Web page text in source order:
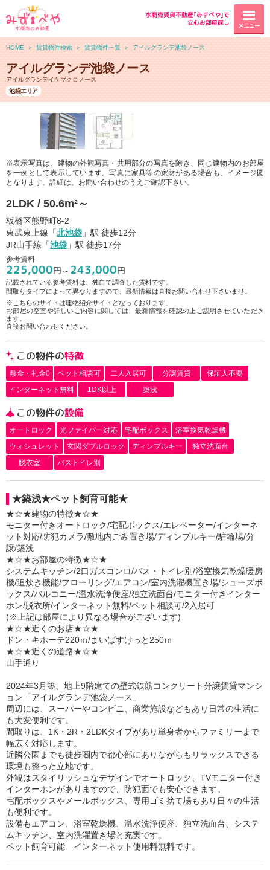
水商売賃貸不動産｢みずべや｣で
安心お部屋探し
メニュー
HOME ＞ 賃貸物件検索 ＞ 賃貸物件一覧 ＞ アイルグランデ池袋ノース
アイルグランデ池袋ノース
アイルグランデイケブクロノース
池袋エリア
※表示写真は、建物の外観写真・共用部分の写真を除き、同じ建物内のお部屋
を一例として表示しています。写真に家具等の家財がある場合も、イメージ図
となります。詳細は、お問い合わせのうえご確認下さい。
2LDK / 50.6m²～
板橋区熊野町8-2
東武東上線「北池袋 」駅 徒歩12分
JR山手線「池袋 」駅 徒歩17分
参考賃料
225,000円～ 243,000円
記載されている参考賃料は、独自で調査した賃料です。
間取りタイプによって異なりますので、最新情報は直接お問い合わせ下さいませ。
※こちらのサイトは建物紹介サイトとなっております。
お部屋の空室や詳しいご内容に関しては、最新情報を確認の上ご説明させていただき
ます。
直接お問い合わせください。
この物件の特徴
敷金・礼金0 ペット相談可 二人入居可 分譲賃貸
保証人不要
インターネット無料
1DK以上 築浅
この物件の設備
オートロック 光ファイバー対応 宅配ボックス
浴室換気乾燥機
ウォシュレット
玄関ダブルロック ディンプルキー
独立洗面台
脱衣室
バストイレ別
★築浅★ペット飼育可能★
★☆★建物の特徴★☆★
モニター付きオートロック/宅配ボックス/エレベーター/インターネ
ット対応/防犯カメラ/敷地内ごみ置き場/ディンプルキー/駐輪場/分
譲/築浅
★☆★お部屋の特徴★☆★
システムキッチン/2口ガスコンロ/バス・トイレ別/浴室換気乾燥暖房
機/追炊き機能/フローリング/エアコン/室内洗濯機置き場/シューズボ
ックス/バルコニー/温水洗浄便座/独立洗面台/モニター付きインター
ホン/脱衣所/インターネット無料/ペット相談可/2入居可
(※上記は部屋により異なる場合がございます)
★☆★近くのお店★☆★
ドン・キホーテ220ｍ/まいばすけっと250ｍ
★☆★近くの道路★☆★
山手通り
2024年3月築、地上9階建ての壁式鉄筋コンクリート分譲賃貸マンシ
ョン「アイルグランデ池袋ノース」
周辺には、スーパーやコンビニ、商業施設などもあり日常の生活に
も大変便利です。
間取りは、1K・2R・2LDKタイプがあり単身者からファミリーまで
幅広く対応します。
近隣公園までも徒歩圏内で都心部にありながらもリラックスできる
環境も整った立地です。
外観はスタイリッシュなデザインでオートロック、TVモニター付き
インターホンがありますので、防犯面でも安心できます。
宅配ボックスやメールボックス、専用ゴミ捨て場もあり日々の生活
も便利です。
設備もエアコン、浴室乾燥機、温水洗浄便座、独立洗面台、システ
ムキッチン、室内洗濯置き場と充実です。
ペット飼育可能、インターネット使用料無料です。